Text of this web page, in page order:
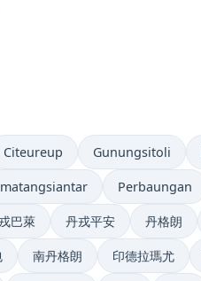
Citeureup Gunungsitoli
Perbaungan
巴萊 丹戎平安 丹格朗
南丹格朗 印德拉瑪尤